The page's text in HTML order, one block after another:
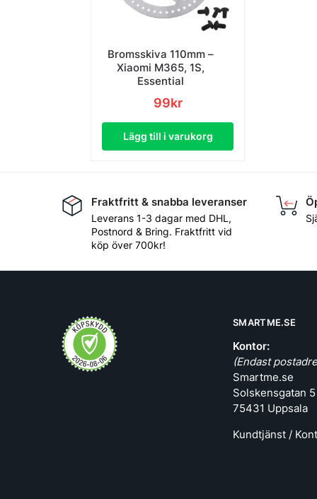
Bromsskiva 110mm –
Xiaomi M365, 1S,
Essential
99kr
Lägg till i varukorg
Fraktfritt & snabba leveranser
Leverans 1-3 dagar med DHL,
Postnord & Bring. Fraktfritt vid
köp över 700kr!
SMARTME.SE
Kontor:
(Endast
Smartme.se
Solskensgatan 5
75431 Uppsala
Kundtjänst /